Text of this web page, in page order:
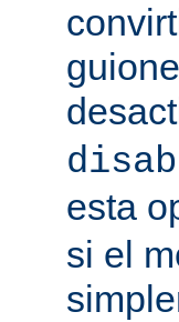
esta
si el